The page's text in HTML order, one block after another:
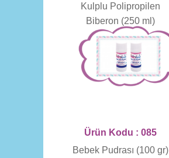
Kulplu Polipropilen
Biberon (250 ml)
Ürün Kodu : 085
Bebek Pudrası (100 gr)